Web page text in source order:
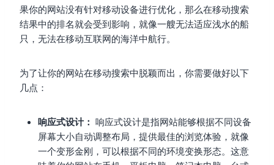
果你的网站没有针对移动设备进行优化，那么在移动搜索
结果中的排名就会受到影响，就像一艘无法适应浅水的船
只，无法在移动互联网的海洋中航行。
为了让你的网站在移动搜索中脱颖而出，你需要做好以下
几点：
响应式设计： 响应式设计是指网站能够根据不同设备
屏幕大小自动调整布局，提供最佳的浏览体验，就像
一个变形金刚，可以根据不同的环境变换形态。这意